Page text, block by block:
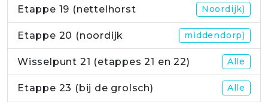
Etappe 19 (nettelhorst Noordijk)
Etappe 20 (noordijk middendorp)
Wisselpunt 21 (etappes 21 en 22) Alle
Etappe 23 (bij de grolsch) Alle